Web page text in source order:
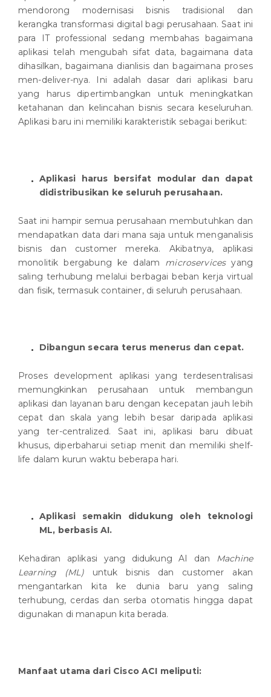
mendorong modernisasi bisnis tradisional dan
kerangka transformasi digital bagi perusahaan. Saat ini
para IT professional sedang membahas bagaimana
aplikasi telah mengubah sifat data, bagaimana data
dihasilkan, bagaimana dianlisis dan bagaimana proses
men-deliver-nya. Ini adalah dasar dari aplikasi baru
yang harus dipertimbangkan untuk meningkatkan
ketahanan dan kelincahan bisnis secara keseluruhan.
Aplikasi baru ini memiliki karakteristik sebagai berikut:
Aplikasi harus bersifat modular dan dapat
didistribusikan ke seluruh perusahaan.
Saat ini hampir semua perusahaan membutuhkan dan
mendapatkan data dari mana saja untuk menganalisis
bisnis dan customer mereka. Akibatnya, aplikasi
monolitik bergabung ke dalam microservicesyang
saling terhubung melalui berbagai beban kerja virtual
dan fisik, termasuk container, di seluruh perusahaan.
Dibangun secara terus menerus dan cepat.
Proses development aplikasi yang terdesentralisasi
memungkinkan perusahaan untuk membangun
aplikasi dan layanan baru dengan kecepatan jauh lebih
cepat dan skala yang lebih besar daripada aplikasi
yang ter-centralized. Saat ini, aplikasi baru dibuat
khusus, diperbaharui setiap menit dan memiliki shelf-
life dalam kurun waktu beberapa hari.
Aplikasi semakin didukung oleh teknologi
ML, berbasis AI.
Kehadiran aplikasi yang didukung AI dan Machine
Learning (ML)untuk bisnis dan customer akan
mengantarkan kita ke dunia baru yang saling
terhubung, cerdas dan serba otomatis hingga dapat
digunakan di manapun kita berada.
Manfaat utama dari Cisco ACI meliputi: